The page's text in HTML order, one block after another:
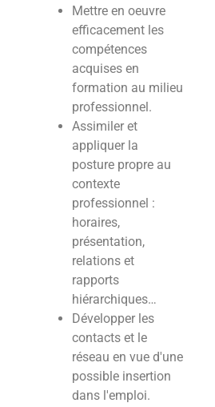
Mettre en oeuvre
efficacement les
compétences
acquises en
formation au milieu
professionnel.
Assimiler et
appliquer la
posture propre au
contexte
professionnel :
horaires,
présentation,
relations et
rapports
hiérarchiques…
Développer les
contacts et le
réseau en vue d'une
possible insertion
dans l'emploi.